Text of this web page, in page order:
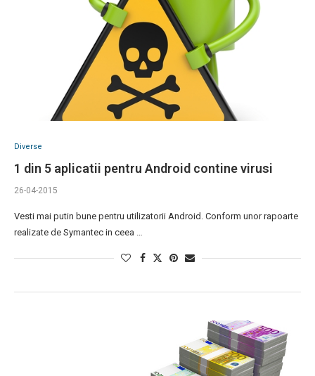
Diverse
1 din 5 aplicatii pentru Android contine virusi
26-04-2015
Vesti mai putin bune pentru utilizatorii Android. Conform unor rapoarte
realizate de Symantec in ceea …